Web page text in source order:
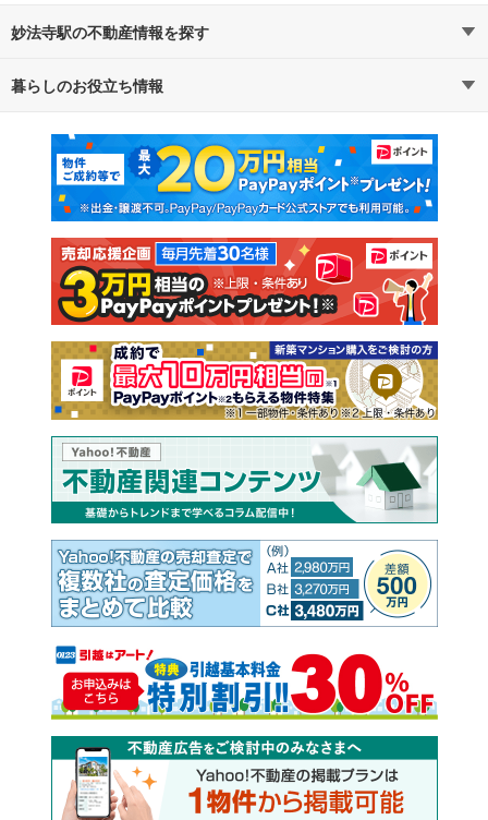
妙法寺駅の不動産情報を探す
不動産・住宅
新築マンション 中古マンション
新築一戸建て 中古一戸建て
注文住宅 土地
売却査定
暮らしのお役立ち情報
マンションカタログ 教えて！住まいの先生